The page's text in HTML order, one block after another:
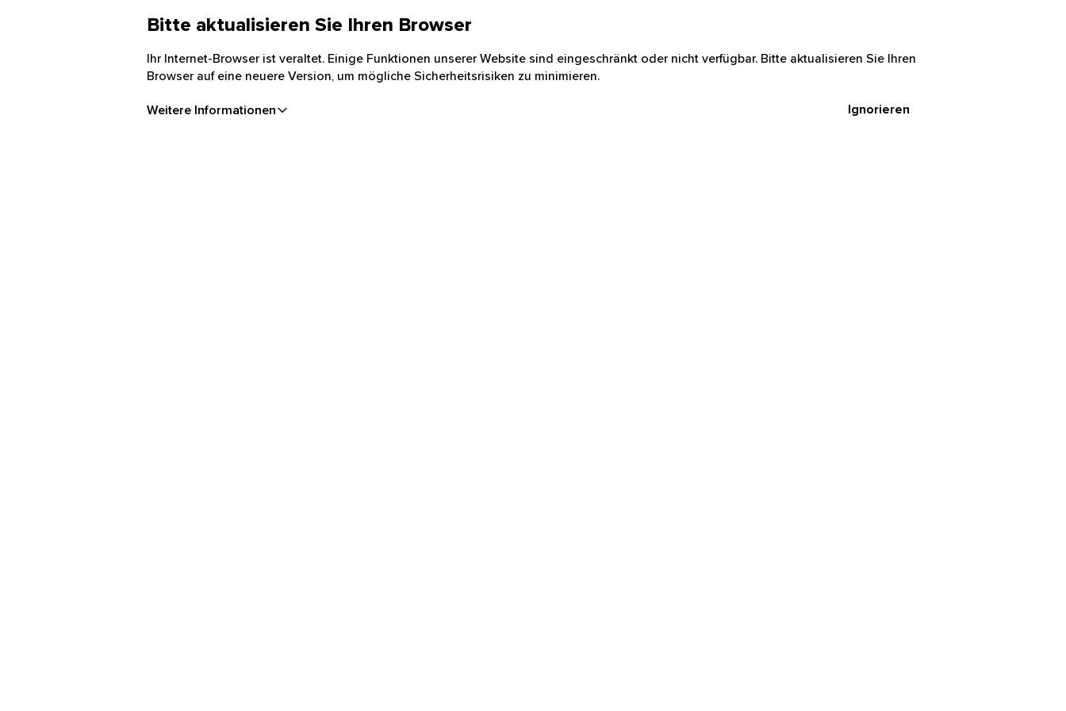
Bitte aktualisieren Sie Ihren Browser
Ihr Internet-Browser ist veraltet. Einige Funktionen unserer Website sind eingeschränkt oder nicht verfügbar. Bitte aktualisieren Sie Ihren
Browser auf eine neuere Version, um mögliche Sicherheitsrisiken zu minimieren.
Weitere Informationen Ignorieren